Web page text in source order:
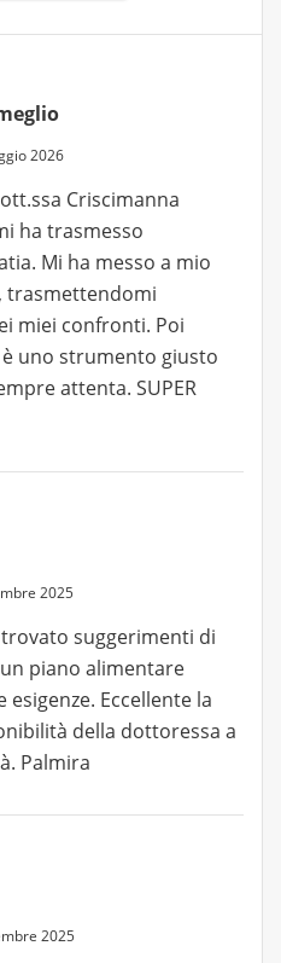
2026
Criscimanna
ha trasmesso
Mi ha messo a mio
trasmettendomi
miei confronti. Poi
uno strumento giusto
attenta. SUPER
2025
suggerimenti di
piano alimentare
Eccellente la
della dottoressa a
Palmira
2025